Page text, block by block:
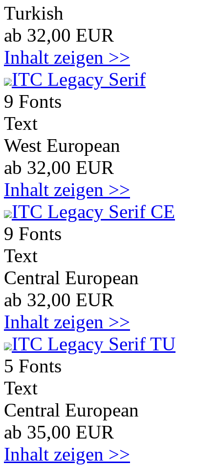
Turkish
ab 32,00 EUR
Inhalt zeigen >>
ITC Legacy Serif
9 Fonts
Text
West European
ab 32,00 EUR
Inhalt zeigen >>
ITC Legacy Serif CE
9 Fonts
Text
Central European
ab 32,00 EUR
Inhalt zeigen >>
ITC Legacy Serif TU
5 Fonts
Text
Central European
ab 35,00 EUR
Inhalt zeigen >>